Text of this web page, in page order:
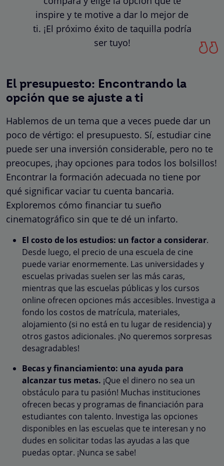
inspire y te motive a dar lo mejor de
ti. ¡El próximo éxito de taquilla podría
ser tuyo!
El presupuesto: Encontrando la
opción que se ajuste a ti
Hablemos de un tema que a veces puede dar un
poco de vértigo: el presupuesto. Sí, estudiar cine
puede ser una inversión considerable, pero no te
preocupes, ¡hay opciones para todos los bolsillos!
Encontrar la formación adecuada no tiene por
qué significar vaciar tu cuenta bancaria.
Exploremos cómo financiar tu sueño
cinematográfico sin que te dé un infarto.
El costo de los estudios: un factor a considerar.
Desde luego, el precio de una escuela de cine
puede variar enormemente. Las universidades y
escuelas privadas suelen ser las más caras,
mientras que las escuelas públicas y los cursos
online ofrecen opciones más accesibles. Investiga a
fondo los costos de matrícula, materiales,
alojamiento (si no está en tu lugar de residencia) y
otros gastos adicionales. ¡No queremos sorpresas
desagradables!
Becas y financiamiento: una ayuda para
alcanzar tus metas. ¡Que el dinero no sea un
obstáculo para tu pasión! Muchas instituciones
ofrecen becas y programas de financiación para
estudiantes con talento. Investiga las opciones
disponibles en las escuelas que te interesan y no
dudes en solicitar todas las ayudas a las que
puedas optar. ¡Nunca se sabe!